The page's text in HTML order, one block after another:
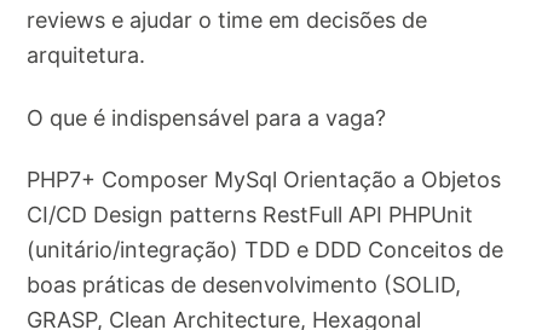
reviews e ajudar o time em decisões de
arquitetura.
O que é indispensável para a vaga?
PHP7+ Composer MySql Orientação a Objetos
CI/CD Design patterns RestFull API PHPUnit
(unitário/integração) TDD e DDD Conceitos de
boas práticas de desenvolvimento (SOLID,
GRASP, Clean Architecture, Hexagonal